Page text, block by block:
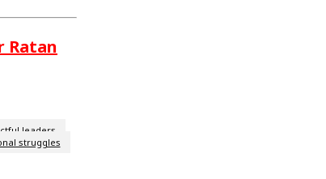
Ratan
leaders
struggles